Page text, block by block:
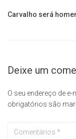
Carvalho será
Deixe um
O seu endereço de
obrigatórios são